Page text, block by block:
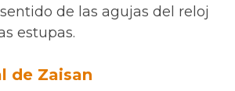
de las agujas del reloj
estupas.
de Zaisan